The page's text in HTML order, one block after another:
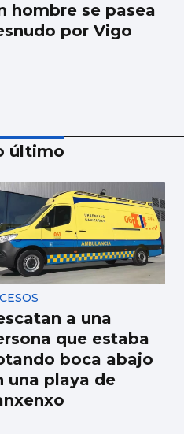
hombre se pasea
por Vigo
Louro, de The
“Sempre foi
dicir que
Somos un
abertos a
último
a una
que estaba
boca abajo
una playa de